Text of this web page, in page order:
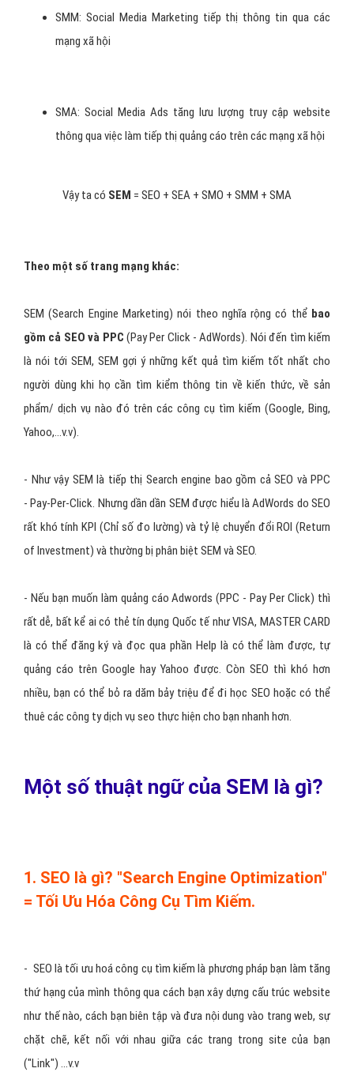
thông qua việc làm tiếp thị quảng cáo trên các mạng xã hội
Vậy ta cóSEM= SEO + SEA + SMO + SMM + SMA
Theo một số trang mạng khác:
gồm cả SEO và PPC(Pay Per Click - AdWords). Nói đến tìm kiếm
là nói tới SEM, SEM gợi ý những kết quả tìm kiếm tốt nhất cho
người dùng khi họ cần tìm kiểm thông tin về kiến thức, về sản
phẩm/ dịch vụ nào đó trên các công cụ tìm kiếm (Google, Bing,
- Như vậy SEM là tiếp thị Search engine bao gồm cả SEO và PPC
- Pay-Per-Click. Nhưng dần dần SEM được hiểu là AdWords do SEO
rất khó tính KPI (Chỉ số đo lường) và tỷ lệ chuyển đổi ROI (Return
of Investment) và thường bị phân biệt SEM và SEO.
là có thể đăng ký và đọc qua phần Help là có thể làm được, tự
1. SEO là gì? "Search Engine Optimization"
= Tối Ưu Hóa Công Cụ Tìm Kiếm.